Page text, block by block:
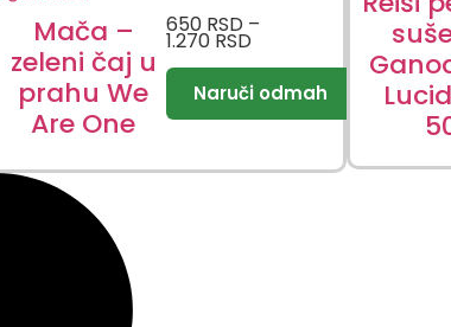
Mača –
zeleni čaj u
prahu We
Are One
650 RSD –
1.270 RSD